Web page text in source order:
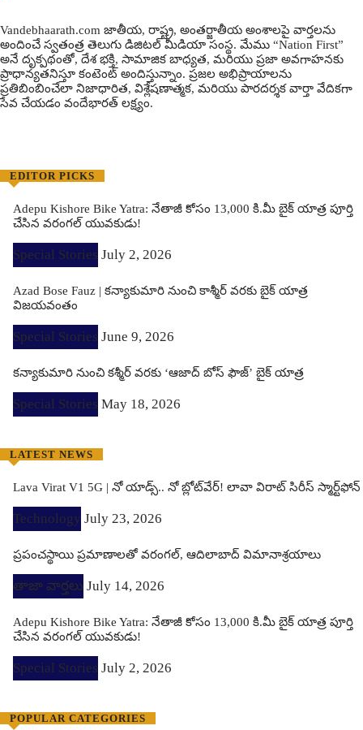
Vandebhaarath.com జాతీయ, రాష్ట్ర, అంతర్జాతీయ అంశాలపై వార్తలను
అందించే స్వతంత్ర తెలుగు డిజిటల్ మీడియా సంస్థ. మేము “Nation First”
అనే దృక్పథంతో, దేశ భక్తి, సామాజిక బాధ్యత, మరియు ప్రజా అవగాహనకు
ప్రాధాన్యతనిస్తూ కంటెంట్ అందిస్తున్నాం. ప్రజల అభిప్రాయాలను
ప్రతిబింబించేలా నిజాధారిత, విశ్లేషణాత్మక, మరియు పారదర్శక వార్తా వేదికగా
సేవ చేయడం వందేభార‌త్ ల‌క్ష్యం.
EDITOR PICKS
Adepu Kishore Bike Yatra: నేతాజీ కోసం 13,000 కి.మీ బైక్ యాత్ర పూర్తి
చేసిన వరంగల్ యువకుడు!
Special Stories July 2, 2026
Azad Bose Fauz | కన్యాకుమారి నుంచి కాశ్మీర్ వరకు బైక్ యాత్ర
విజయవంతం
Special Stories June 9, 2026
కన్యాకుమారి నుంచి కశ్మీర్ వరకు ‘ఆజాద్ బోస్ ఫౌజ్’ బైక్ యాత్ర
Special Stories May 18, 2026
LATEST NEWS
Lava Virat V1 5G | నో యాడ్స్.. నో బ్లోట్‌వేర్! లావా విరాట్ సిరీస్ స్మార్ట్‌ఫోన్​
Technology July 23, 2026
ప్రపంచస్థాయి ప్రమాణాలతో వరంగల్, ఆదిలాబాద్ విమానాశ్రయాలు
తాజా వార్తలు July 14, 2026
Adepu Kishore Bike Yatra: నేతాజీ కోసం 13,000 కి.మీ బైక్ యాత్ర పూర్తి
చేసిన వరంగల్ యువకుడు!
Special Stories July 2, 2026
POPULAR CATEGORIES